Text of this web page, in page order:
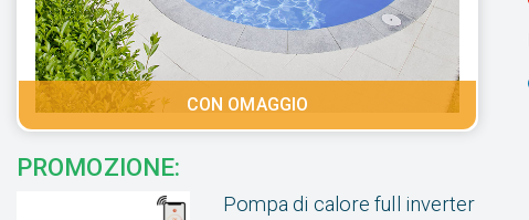
CON OMAGGIO
PROMOZIONE:
Pompa di calore full inverter